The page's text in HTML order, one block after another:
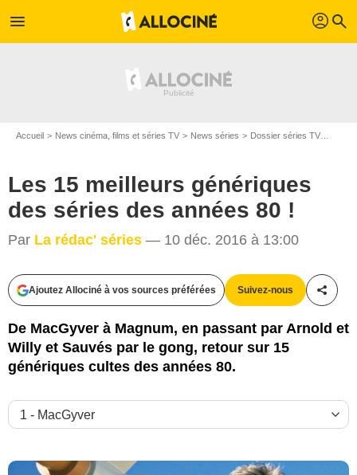
menu profil search
Accueil News cinéma, films et séries TV News séries Dossier séries TV
Les 15 meilleurs génériques
des séries des années 80 !
Par La rédac' séries — 10 déc. 2016 à 13:00
Ajoutez Allociné à vos sources préférées Suivez-nous
De MacGyver à Magnum, en passant par Arnold et
Willy et Sauvés par le gong, retour sur 15
génériques cultes des années 80.
TCM